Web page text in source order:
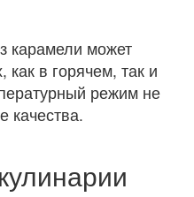
карамели может
в горячем, так и
режим не
качества.